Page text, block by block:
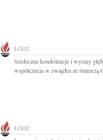
ŁÓDŹ
Serdeczne kondolencje i wyrazy
współczucia w związku ze śmiercią
ŁÓDŹ